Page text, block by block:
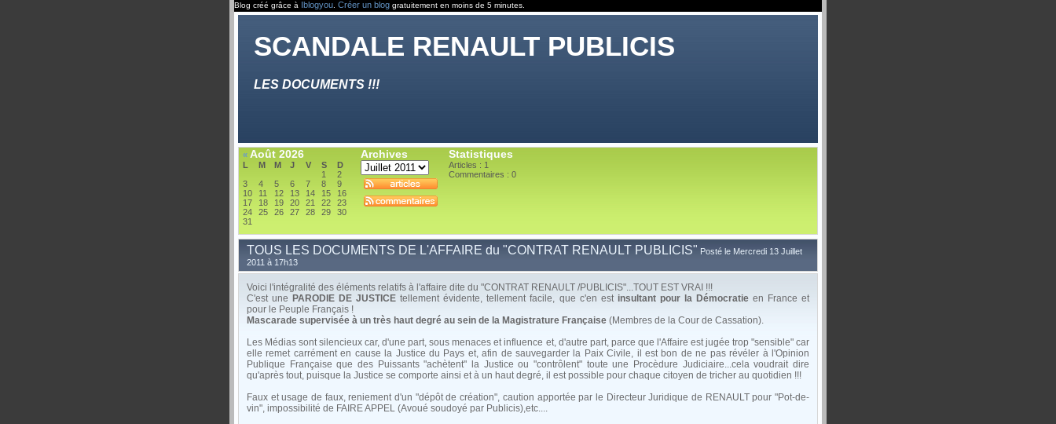
Blog créé grâce à Iblogyou Créer un blog gratuitement en moins de 5 minutes.
SCANDALE RENAULT PUBLICIS
LES DOCUMENTS !!!
« Août 2026
L M M J V S
D
1
2
3
4 5 6 7 8
9
10
11 12 13 14 15
16
17
18 19 20 21 22
23
24
25 26 27 28 29
30
31
Archives Statistiques
Articles : 1
Commentaires : 0
TOUS LES DOCUMENTS DE L'AFFAIRE du "CONTRAT RENAULT PUBLICIS" Posté le Mercredi 13 Juillet
2011 à 17h13
Voici l'intégralité des éléments relatifs à l'affaire dite du "CONTRAT RENAULT /PUBLICIS"...TOUT EST VRAI !!!
C'est une PARODIE DE JUSTICEtellement évidente, tellement facile, que c'en est insultant pour la Démocratieen France et
pour le Peuple Français !
Mascarade supervisée à un très haut degré au sein de la Magistrature Française (Membres de la Cour de Cassation).
Les Médias sont silencieux car, d'une part, sous menaces et influence et, d'autre part, parce que l'Affaire est jugée trop "sensible" car
elle remet carrément en cause la Justice du Pays et, afin de sauvegarder la Paix Civile, il est bon de ne pas révéler à l'Opinion
Publique Française que des Puissants "achètent" la Justice ou "contrôlent" toute une Procèdure Judiciaire...cela voudrait dire
qu'après tout, puisque la Justice se comporte ainsi et à un haut degré, il est possible pour chaque citoyen de tricher au quotidien !!!
Faux et usage de faux, reniement d'un "dépôt de création", caution apportée par le Directeur Juridique de RENAULT pour "Pot-de-
vin", impossibilité de FAIRE APPEL (Avoué soudoyé par Publicis),etc....